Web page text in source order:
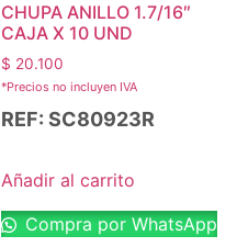
CHUPA ANILLO 1.7/16″
CAJA X 10 UND
$ 20.100
*Precios no incluyen IVA
REF: SC80923R
Añadir al carrito
Compra por WhatsApp